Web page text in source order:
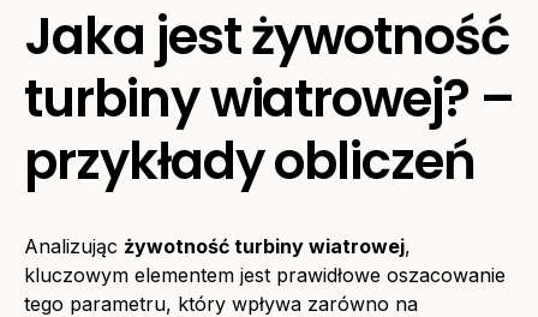
Jaka jest żywotność
turbiny wiatrowej? –
przykłady obliczeń
Analizując żywotność turbiny wiatrowej,
kluczowym elementem jest prawidłowe oszacowanie
tego parametru, który wpływa zarówno na